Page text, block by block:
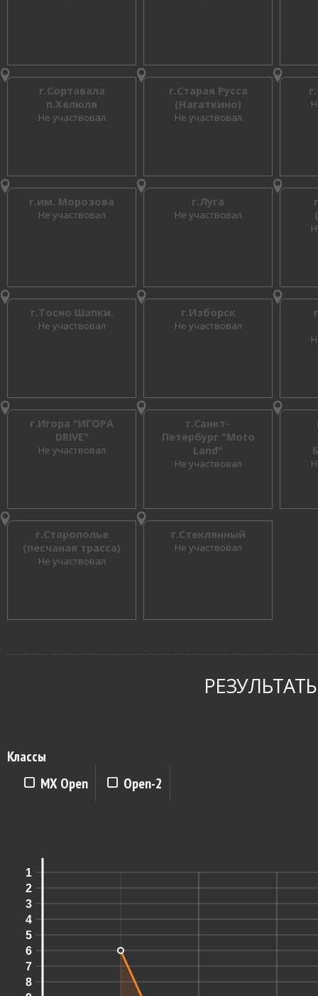
г.Сортавала
п.Хелюля
Не участвовал
г.Старая Русса
(Нагаткино)
Не участвовал
г.им. Морозова
Не участвовал
г.Луга
Не участвовал
г.Тосно Шапки.
Не участвовал
г.Изборск
Не участвовал
г.Игора "ИГОРА
DRIVE"
Не участвовал
г.Санкт-
Петербург "Moto
Land"
Не участвовал
г.Старополье
(песчаная трасса)
Не участвовал
г.Стеклянный
Не участвовал
Классы
MX Open
Open-2
1
2
3
4
5
6
7
8